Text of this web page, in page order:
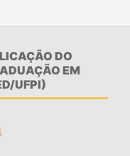
DO
EM
UFPI)